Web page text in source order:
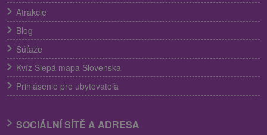
Atrakcie
Blog
Súťaže
Kvíz Slepá mapa Slovenska
Prihlásenie pre ubytovateľa
SOCIÁLNÍ SÍTĚ A ADRESA